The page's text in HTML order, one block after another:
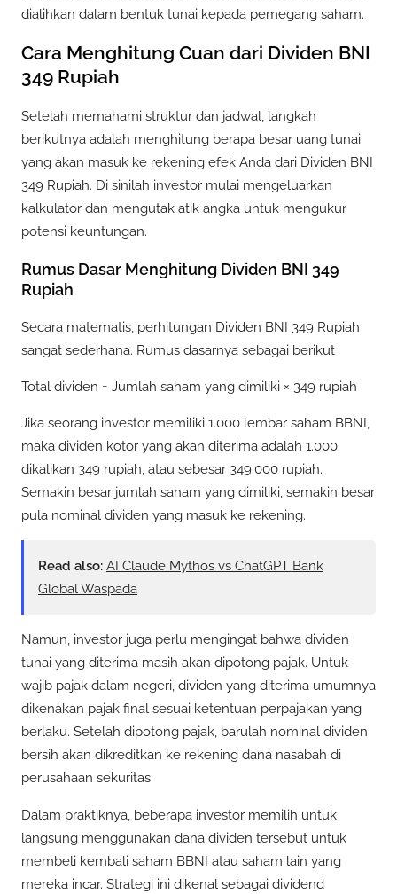
dialihkan dalam bentuk tunai kepada pemegang saham.
Cara Menghitung Cuan dari Dividen BNI
349 Rupiah
Setelah memahami struktur dan jadwal, langkah
berikutnya adalah menghitung berapa besar uang tunai
yang akan masuk ke rekening efek Anda dari Dividen BNI
349 Rupiah. Di sinilah investor mulai mengeluarkan
kalkulator dan mengutak atik angka untuk mengukur
potensi keuntungan.
Rumus Dasar Menghitung Dividen BNI 349
Rupiah
Secara matematis, perhitungan Dividen BNI 349 Rupiah
sangat sederhana. Rumus dasarnya sebagai berikut
Total dividen = Jumlah saham yang dimiliki × 349 rupiah
Jika seorang investor memiliki 1.000 lembar saham BBNI,
maka dividen kotor yang akan diterima adalah 1.000
dikalikan 349 rupiah, atau sebesar 349.000 rupiah.
Semakin besar jumlah saham yang dimiliki, semakin besar
pula nominal dividen yang masuk ke rekening.
Read also: AI Claude Mythos vs ChatGPT Bank
Global Waspada
Namun, investor juga perlu mengingat bahwa dividen
tunai yang diterima masih akan dipotong pajak. Untuk
wajib pajak dalam negeri, dividen yang diterima umumnya
dikenakan pajak final sesuai ketentuan perpajakan yang
berlaku. Setelah dipotong pajak, barulah nominal dividen
bersih akan dikreditkan ke rekening dana nasabah di
perusahaan sekuritas.
Dalam praktiknya, beberapa investor memilih untuk
langsung menggunakan dana dividen tersebut untuk
membeli kembali saham BBNI atau saham lain yang
mereka incar. Strategi ini dikenal sebagai dividend